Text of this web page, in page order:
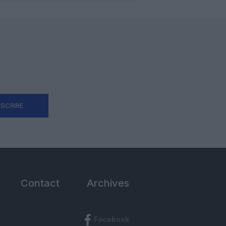
Contact Archives